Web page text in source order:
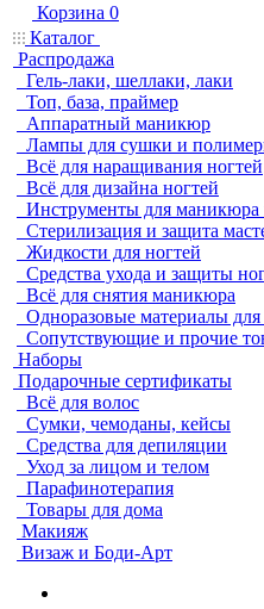
Корзина 0
Каталог
Распродажа
Гель-лаки, шеллаки, лаки
Топ, база, праймер
Аппаратный маникюр
Лампы для сушки и
Всё для наращивания ногтей
Всё для дизайна ногтей
Инструменты для маникюра
Стерилизация и защита
Жидкости для ногтей
Средства ухода и защиты
Всё для снятия маникюра
Одноразовые материалы
Сопутствующие и прочие
Наборы
Подарочные сертификаты
Всё для волос
Сумки, чемоданы, кейсы
Средства для депиляции
Уход за лицом и телом
Парафинотерапия
Товары для дома
Макияж
Визаж и Боди-Арт